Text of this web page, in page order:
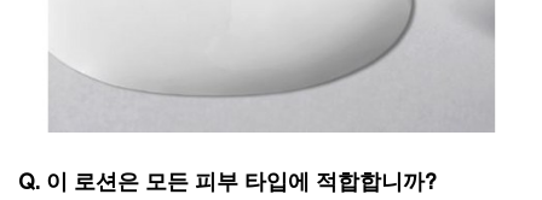
Q. 이 로션은 모든 피부 타입에 적합합니까?